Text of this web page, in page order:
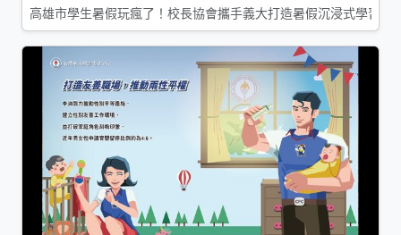
高雄市學生暑假玩瘋了！校長協會攜手義大打造暑假沉浸式學習基